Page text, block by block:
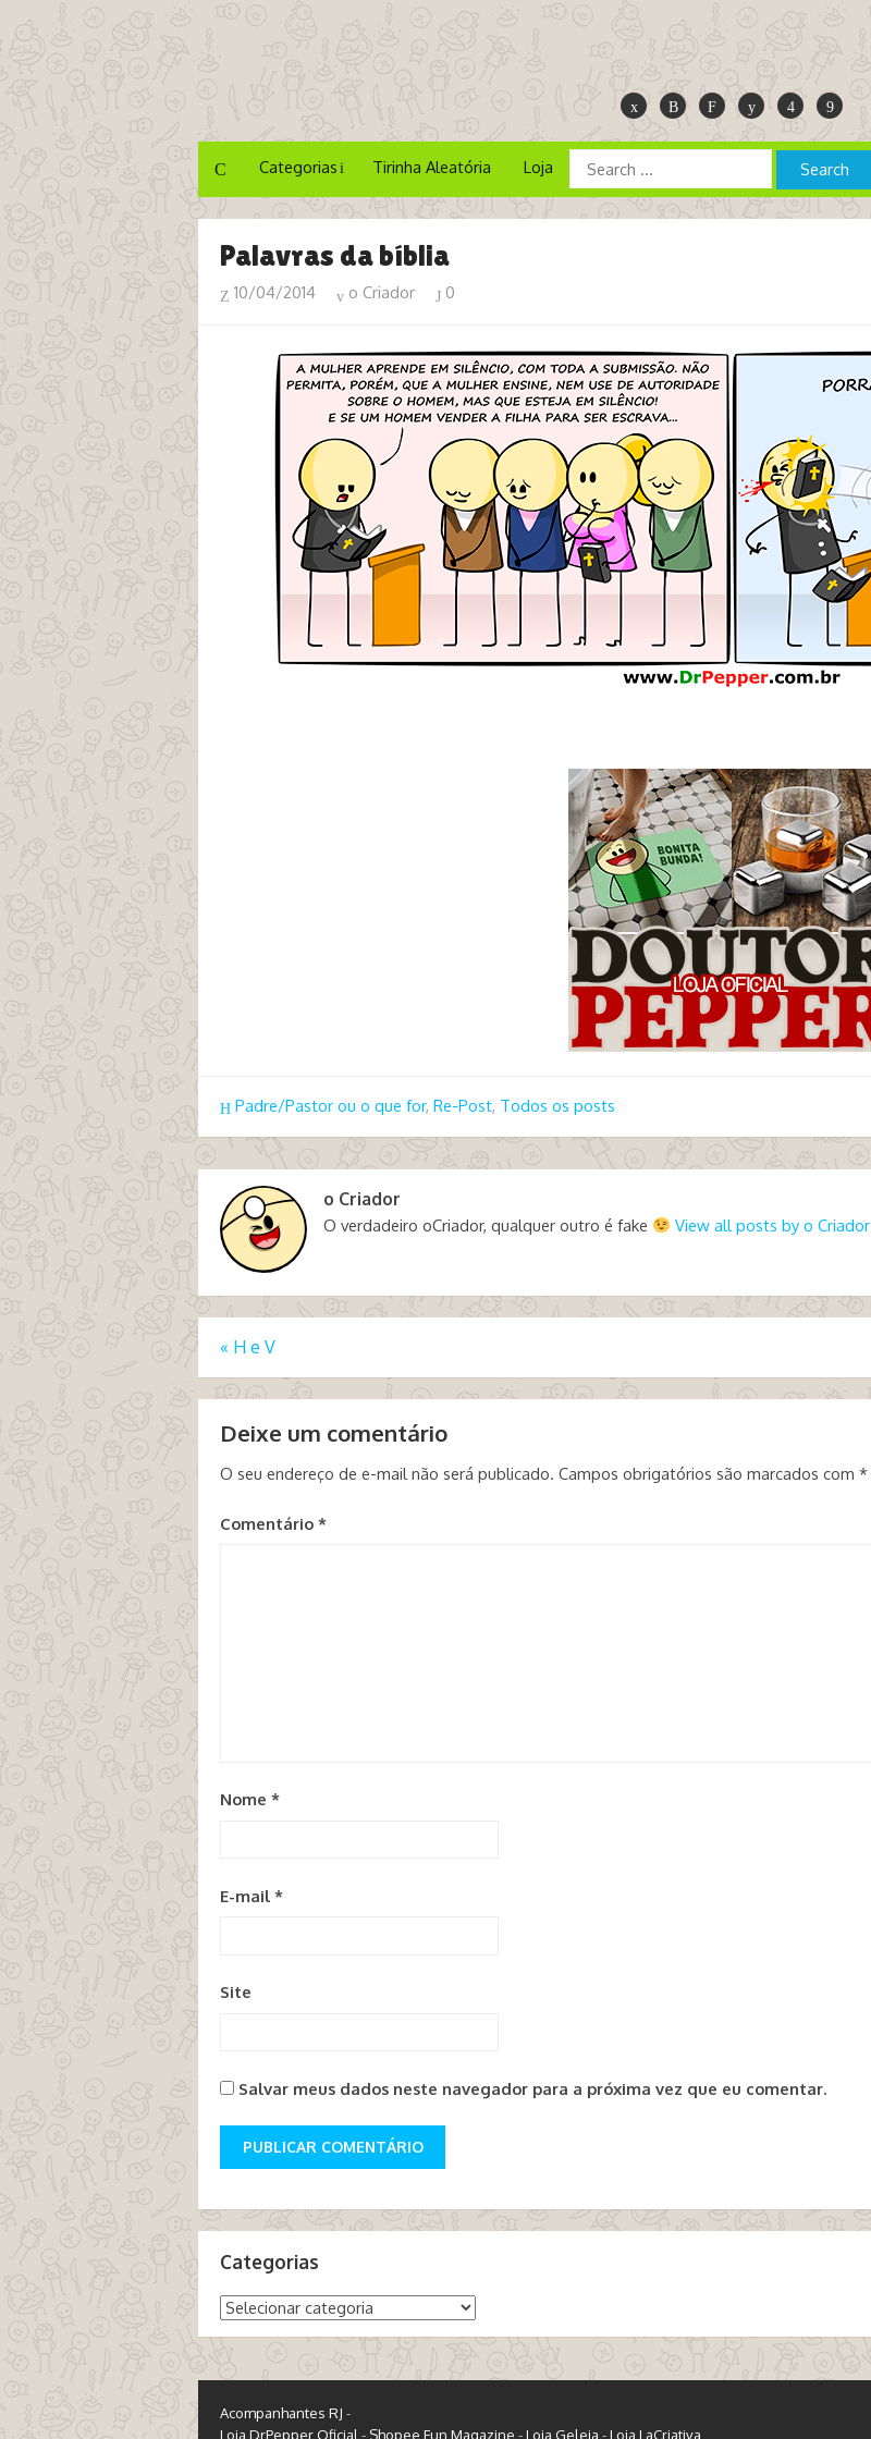
Categorias Tirinha Aleatória Loja
Palavras da bíblia
10/04/2014 o Criador 0
Padre/Pastor ou o que for, Re-Post, Todos os posts
o Criador
O verdadeiro oCriador, qualquer outro é fake View all posts by o Criador
« H e V
Deixe um comentário
O seu endereço de e-mail não será publicado. Campos obrigatórios são marcados com *
Comentário *
Nome *
E-mail *
Site
Salvar meus dados neste navegador para a próxima vez que eu comentar.
Categorias
Categorias
Acompanhantes RJ -
Loja DrPepper Oficial - Shopee Fun Magazine -Loja Geleia -Loja LaCriativa